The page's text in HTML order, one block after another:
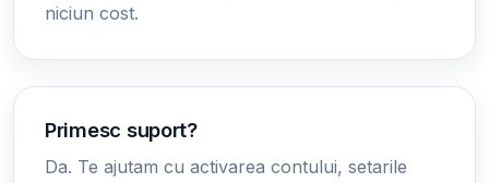
niciun cost.
Primesc suport?
Da. Te ajutam cu activarea contului, setarile